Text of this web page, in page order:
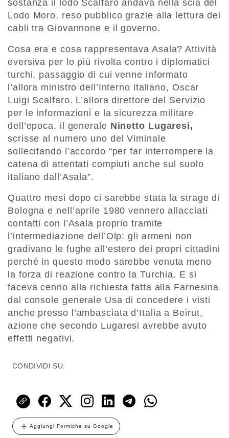
sostanza il lodo Scalfaro andava nella scia del
Lodo Moro, reso pubblico grazie alla lettura dei
cabli tra Giovannone e il governo.
Cosa era e cosa rappresentava Asala? Attività
eversiva per lo più rivolta contro i diplomatici
turchi, passaggio di cui venne informato
l’allora ministro dell’Interno italiano, Oscar
Luigi Scalfaro. L’allora direttore del Servizio
per le informazioni e la sicurezza militare
dell’epoca, il generale Ninetto Lugaresi,
scrisse al numero uno del Viminale
sollecitando l’accordo “per far interrompere la
catena di attentati compiuti anche sul suolo
italiano dall’Asala”.
Quattro mesi dopo ci sarebbe stata la strage di
Bologna e nell’aprile 1980 vennero allacciati
contatti con l’Asala proprio tramite
l’intermediazione dell’Olp: gli armeni non
gradivano le fughe all’estero dei propri cittadini
perché in questo modo sarebbe venuta meno
la forza di reazione contro la Turchia. E si
faceva cenno alla richiesta fatta alla Farnesina
dal console generale Usa di concedere i visti
anche presso l’ambasciata d’Italia a Beirut,
azione che secondo Lugaresi avrebbe avuto
effetti negativi.
CONDIVIDI SU:
Aggiungi Formiche su Google